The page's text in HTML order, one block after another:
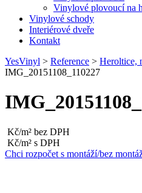
Vinylové plovoucí na
Vinylové schody
Interiérové dveře
Kontakt
YesVinyl > Reference > Heroltice,
IMG_20151108_110227
Kč/m² bez DPH
Kč/m² s DPH
Chci rozpočet s montáží/bez